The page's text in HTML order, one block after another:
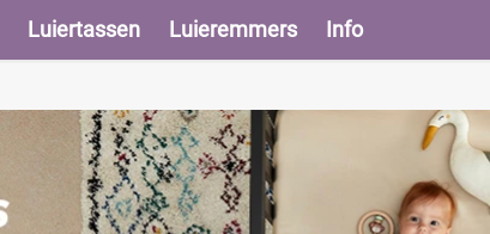
Luiertassen Luieremmers Info